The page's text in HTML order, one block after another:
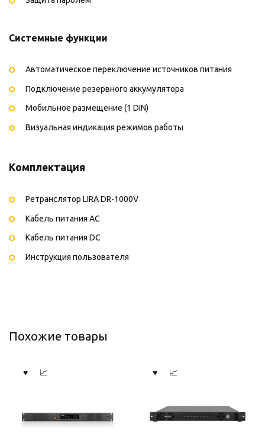
Системные функции
Автоматическое переключение источников питания
Подключение резервного аккумулятора
Мобильное размещение (1 DIN)
Визуальная индикация режимов работы
Комплектация
Ретранслятор LIRA DR-1000V
Кабель питания AC
Кабель питания DC
Инструкция пользователя
Похожие товары